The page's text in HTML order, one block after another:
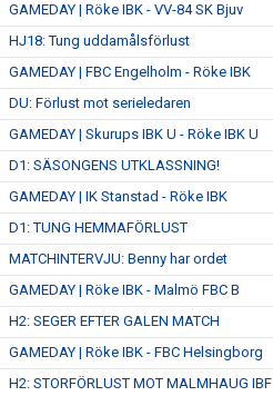
GAMEDAY | Röke IBK - VV-84 SK Bjuv
HJ18: Tung uddamålsförlust
GAMEDAY | FBC Engelholm - Röke IBK
DU: Förlust mot serieledaren
GAMEDAY | Skurups IBK U - Röke IBK U
D1: SÄSONGENS UTKLASSNING!
GAMEDAY | IK Stanstad - Röke IBK
D1: TUNG HEMMAFÖRLUST
MATCHINTERVJU: Benny har ordet
GAMEDAY | Röke IBK - Malmö FBC B
H2: SEGER EFTER GALEN MATCH
GAMEDAY | Röke IBK - FBC Helsingborg
H2: STORFÖRLUST MOT MALMHAUG IBF